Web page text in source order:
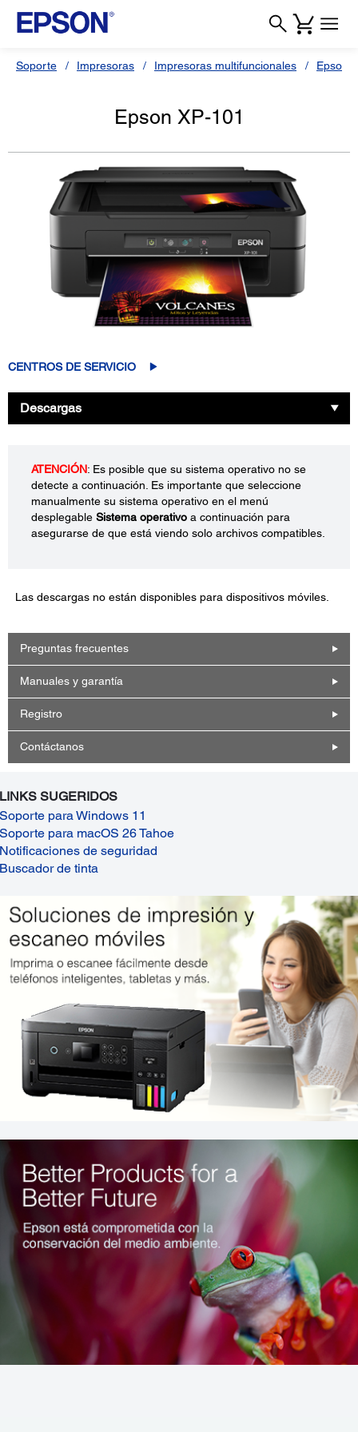
Soporte Impresoras Impresoras multifuncionales Epson
Epson XP-101
CENTROS DE SERVICIO
Descargas
ATENCIÓN: Es posible que su sistema operativo no se
detecte a continuación. Es importante que seleccione
manualmente su sistema operativo en el menú
desplegable Sistema operativo a continuación para
asegurarse de que está viendo solo archivos compatibles.
Las descargas no están disponibles para dispositivos móviles.
Preguntas frecuentes
Manuales y garantía
Registro
Contáctanos
LINKS SUGERIDOS
Soporte para Windows 11
Soporte para macOS 26 Tahoe
Notificaciones de seguridad
Buscador de tinta